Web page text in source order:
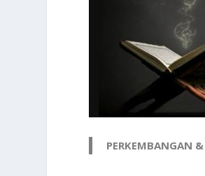
PERKEMBANGAN